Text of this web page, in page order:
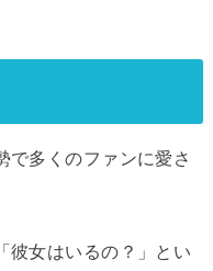
で多くのファンに愛さ
彼女はいるの？」とい